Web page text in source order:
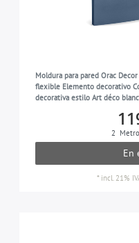
Moldura para pared Orac
flexible Elemento decorativo
decorativa estilo Art déco
2 Metro
En
* incl. 21%